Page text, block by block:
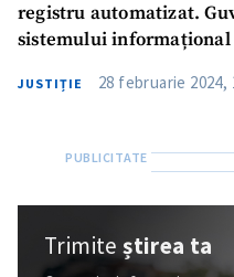
registru automatizat.
sistemului informațional
JUSTIȚIE 28 februarie 2024,
Trimiteștirea ta